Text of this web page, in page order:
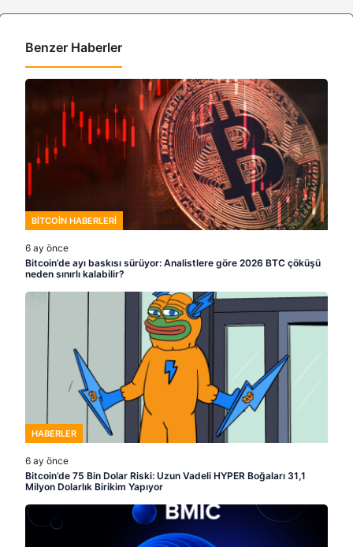
Benzer Haberler
BITCOIN HABERLERI
6 ay önce
Bitcoin’de ayı baskısı sürüyor: Analistlere göre 2026 BTC çöküşü
neden sınırlı kalabilir?
HABERLER
6 ay önce
Bitcoin’de 75 Bin Dolar Riski: Uzun Vadeli HYPER Boğaları 31,1
Milyon Dolarlık Birikim Yapıyor